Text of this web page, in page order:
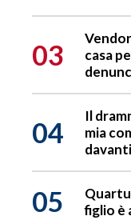
03
casa
04
Il
mia
05
figlio è